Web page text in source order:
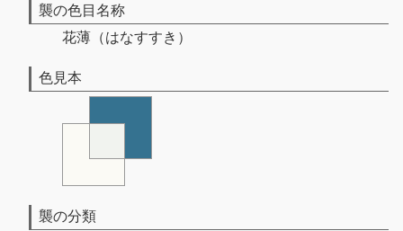
襲の色目名称
花薄（はなすすき）
色見本
襲の分類